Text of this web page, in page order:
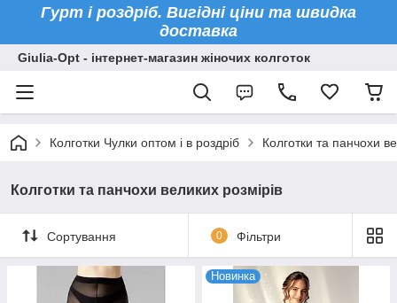
Гурт і роздріб. Вигідні ціни та швидка
доставка
Giulia-Opt - інтернет-магазин жіночих колготок
Колготки Чулки оптом і в роздріб Колготки та панчохи
Колготки та панчохи великих розмірів
Сортування 0 Фільтри
Новинка